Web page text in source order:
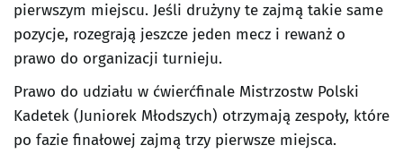
pierwszym miejscu. Jeśli drużyny te zajmą takie same
pozycje, rozegrają jeszcze jeden mecz i rewanż o
prawo do organizacji turnieju.
Prawo do udziału w ćwierćfinale Mistrzostw Polski
Kadetek (Juniorek Młodszych) otrzymają zespoły, które
po fazie finałowej zajmą trzy pierwsze miejsca.